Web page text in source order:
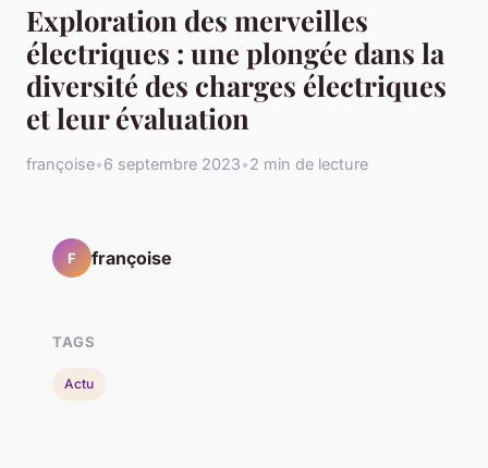
Exploration des merveilles
électriques : une plongée dans la
diversité des charges électriques
et leur évaluation
françoise•6 septembre 2023•2 min de lecture
F françoise
TAGS
Actu